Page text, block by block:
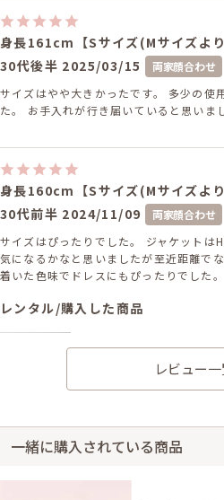
身長161cm【Sサイズ(Mサイズよ
30代後半 2025/03/15
両家顔合わせ
サイズはやや大きかったです。 多少の使
た。 お手入れが行き届いていると思いま
身長160cm【Sサイズ(Mサイズよ
30代前半 2024/11/09
両家顔合わせ
サイズはぴったりでした。 ジャケットは
気になるかなと思いましたが至近距離で
着いた色味でドレスにもぴったりでした。
レンタル/購入した商品
インワンドレス
レビュー
一緒に購入されている商品